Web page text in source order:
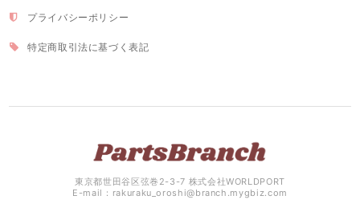
プライバシーポリシー
特定商取引法に基づく表記
東京都世田谷区弦巻2-3-7 株式会社WORLDPORT
E-mail： rakuraku_oroshi@branch.mygbiz.com